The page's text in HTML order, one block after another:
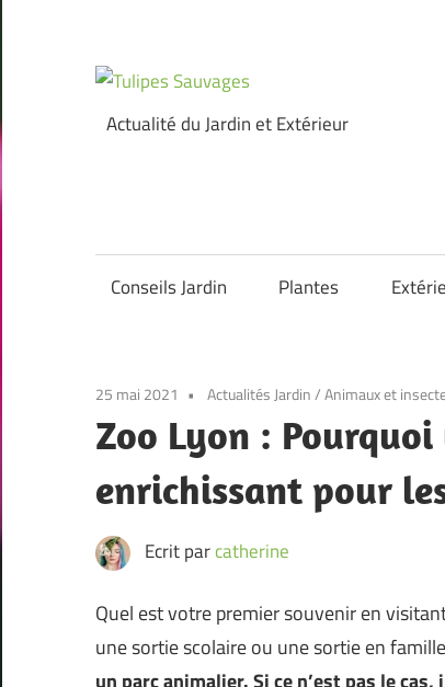
content
Actualité du Jardin et Extérieur
Conseils Jardin Plantes
25 mai 2021 Actualités Jardin/Animaux et
Zoo Lyon :
enrichissant pour
Ecrit parcatherine
Quel est votre premier souvenir en
une sortie scolaire ou une sortie en